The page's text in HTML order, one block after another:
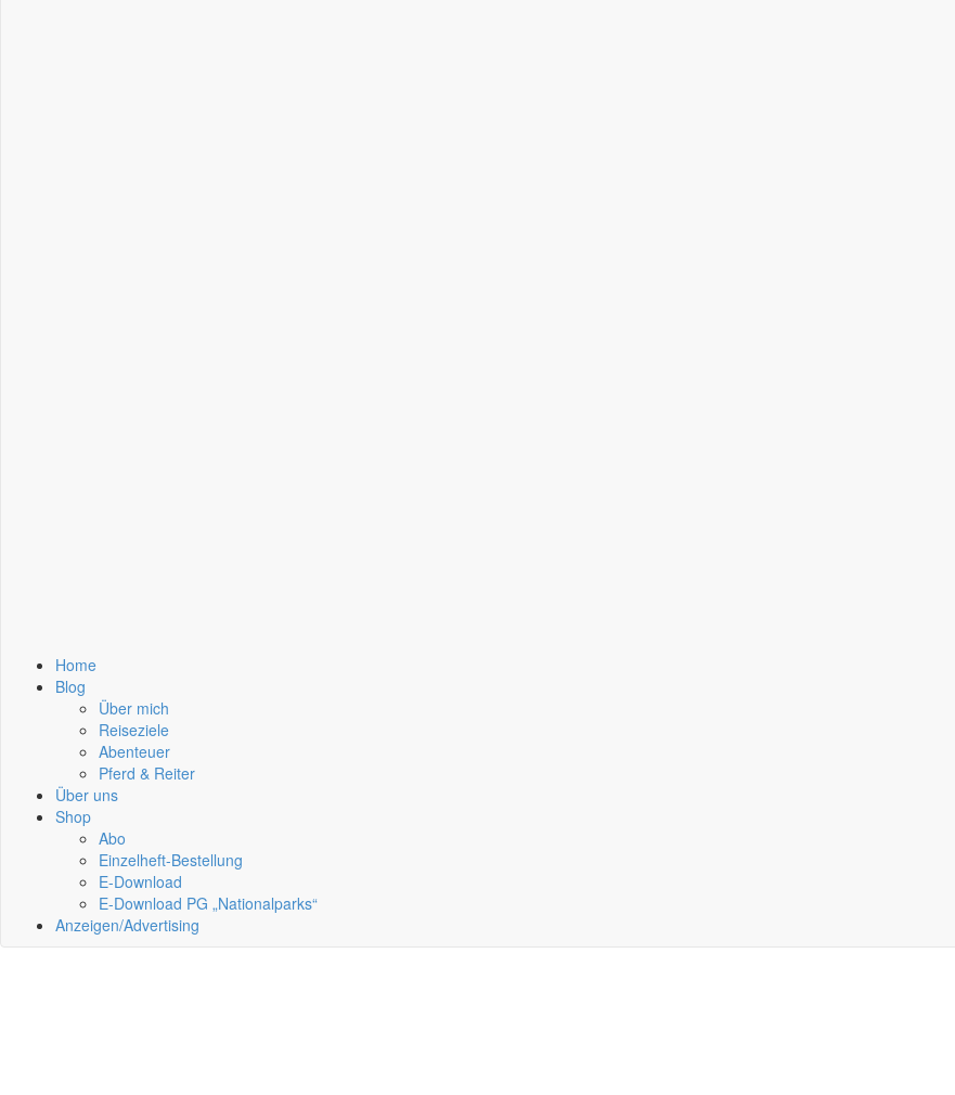
Home
Blog
Über mich
Reiseziele
Abenteuer
Pferd & Reiter
Über uns
Shop
Abo
Einzelheft-Bestellung
E-Download
E-Download PG „Nationalparks“
Anzeigen/Advertising